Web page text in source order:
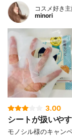
コスメ好き
minori
3.00
シートが扱いや
モノシル様のキャン